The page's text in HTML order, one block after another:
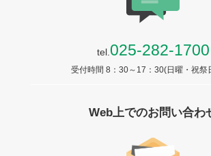
tel. 025-282-1700
受付時間 8：30～17：30(日曜・祝祭
Web上でのお問い合わ